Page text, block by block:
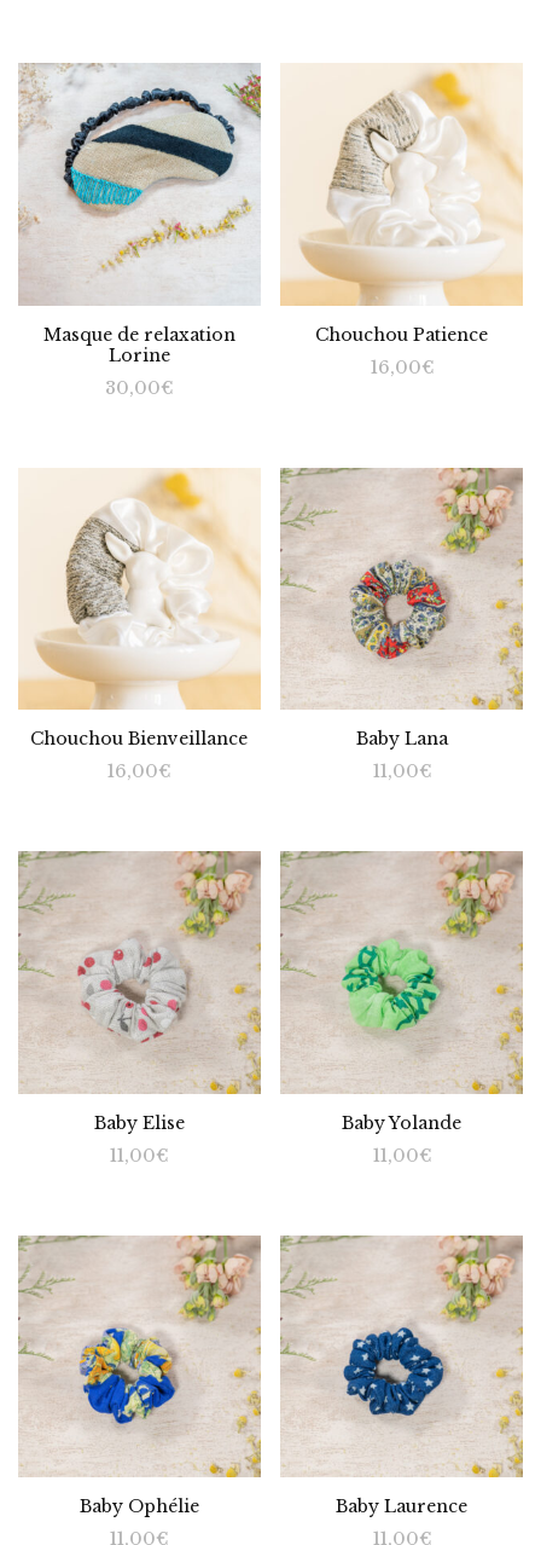
Masque de relaxation
Lorine
30,00€
Chouchou Patience
16,00€
Chouchou Bienveillance
16,00€
Baby Lana
11,00€
Baby Elise
11,00€
Baby Yolande
11,00€
Baby Ophélie
11,00€
Baby Laurence
11,00€